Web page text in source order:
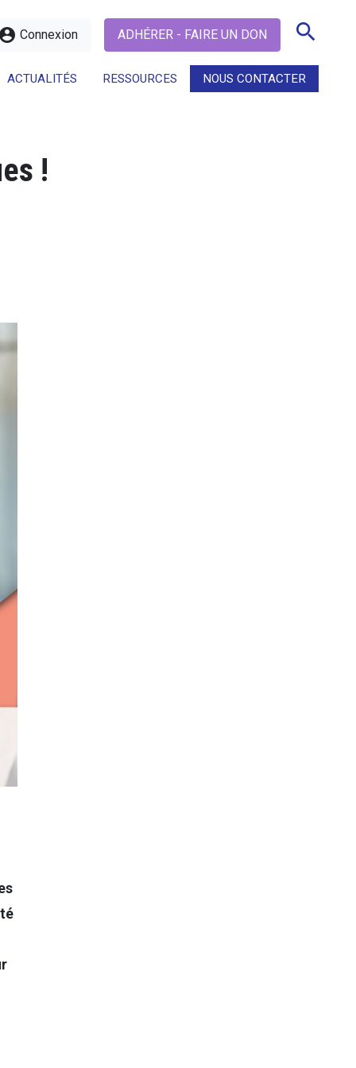
Connexion ADHÉRER - FAIRE UN DON search
ACTUALITÉS RESSOURCES NOUS CONTACTER
!